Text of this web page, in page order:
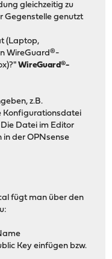
gleichzeitig zu
Gegenstelle genutzt
(Laptop,
WireGuard®-
WireGuard®-
z.B.
Konfigurationsdatei
Datei im Editor
der OPNsense
fügt man über den
Key einfügen bzw.